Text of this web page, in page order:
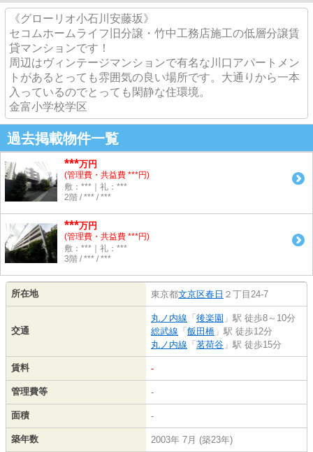
《グローリオ小石川安藤坂》
セコムホームライフ旧分譲・竹中工務店施工の低層分譲賃
貸マンションです！
周辺はヴィンテージマンションで有名な川口アパートメン
トがあるとっても雰囲気の良い場所です。大通りから一本
入っているのでとっても閑静な住環境。
金富小学校学区
過去掲載物件一覧
***万円
(管理費・共益費 ***円)
敷：***｜礼：***
2階 / *** / ***
***万円
(管理費・共益費 ***円)
敷：***｜礼：***
3階 / *** / ***
所在地 東京都文京区春日 ２丁目24-7
交通
丸ノ内線 「 後楽園 」駅 徒歩8～10分
総武線 「 飯田橋 」駅 徒歩12分
丸ノ内線 「 茗荷谷 」駅 徒歩15分
賃料 -
管理費等 -
面積 -
築年数 2003年 7月 (築23年)